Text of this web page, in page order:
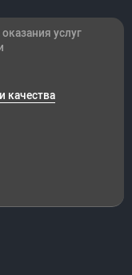
услуг
качества